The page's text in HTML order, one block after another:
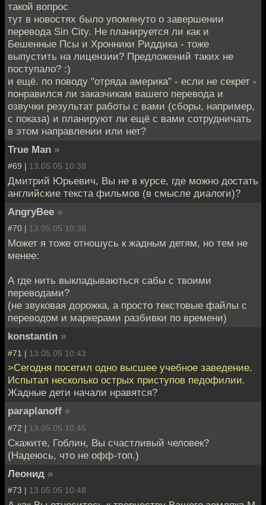
такой вопрос
тут в новостях было упомянуто о завершении
перевода Sin City. Не планируется ли как и
Бешенные Псы и Хронники Риддика - тоже
выпустить на лицензии? Предложений таких не
поступало? :)
и ещё. по поводу "отряда америка" - если не секрет -
понравился ли заказчикам вашего перевода и
озвучки результат работы с вами (сборы, например,
с показа) и планируют ли ещё с вами сотрудничать
в этом направлении или нет?
True Man »
#69 | 13.05.05 10:38
Дмитрий Юрьевич, Вы не в курсе, где можно достать
английские текста фильмов (в смысле диалоги)?
AngryBee »
#70 | 13.05.05 10:38
Может я тоже отношусь к жадным детям, но тем не
менее:
А где нить выкладываються сабы с твоими
переводами?
(не звуковая дорожка, а просто текстовые файлы с
переводом и маркерами разбивки по времени)
konstantin »
#71 | 13.05.05 10:43
>Сегодня посетил одно высшее учебное заведение.
Испытал несколько острых приступов педофилии.
Жадные дети начали нравятся?
paraplanoff »
#72 | 13.05.05 10:45
Скажите, Гоблин, Вы счастливый человек?
(Надеюсь, что не офф-топ.)
Леонид »
#73 | 13.05.05 10:48